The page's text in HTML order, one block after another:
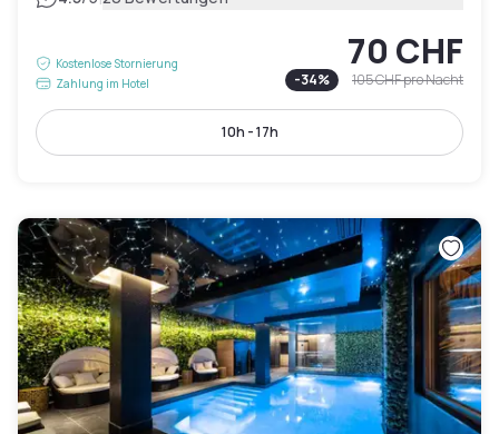
Kostenlose Stornierung
Zahlung im Hotel
70 CHF
-34% 105 CHFpro Nacht
10h - 17h